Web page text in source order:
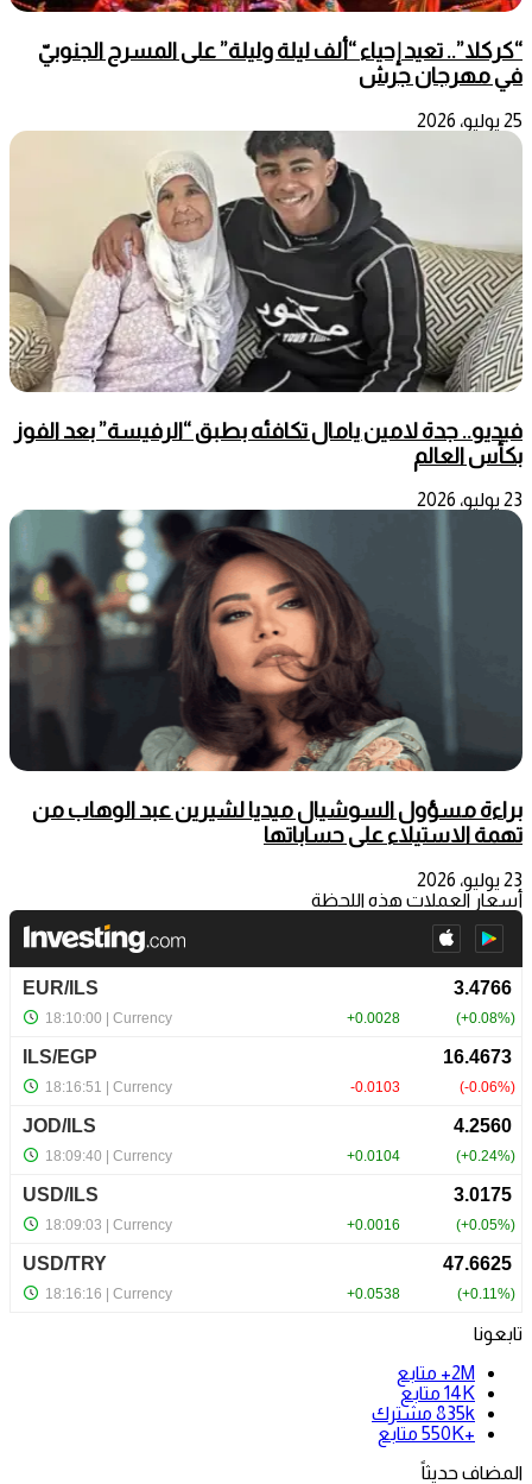
“كركلا”.. تعيد إحياء “ألف ليلة وليلة” على المسرح الجنوبيّ
في مهرجان جرش
25 يوليو، 2026
فيديو.. جدة لامين يامال تكافئه بطبق “الرفيسة” بعد الفوز
بكأس العالم
23 يوليو، 2026
براءة مسؤول السوشيال ميديا لشيرين عبد الوهاب من
تهمة الاستيلاء على حساباتها
23 يوليو، 2026
أسعار العملات هذه اللحظة
تابعونا
2M+
متابع
14K متابع
835k مشترك
+550K
متابع
المضاف حديثاً